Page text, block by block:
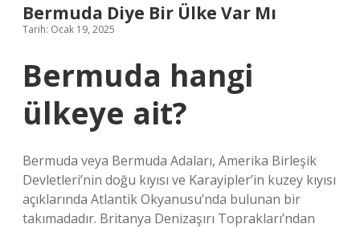
Bermuda Diye Bir Ülke Var Mı
Tarih: Ocak 19, 2025
Bermuda hangi
ülkeye ait?
Bermuda veya Bermuda Adaları, Amerika Birleşik
Devletleri’nin doğu kıyısı ve Karayipler’in kuzey kıyısı
açıklarında Atlantik Okyanusu’nda bulunan bir
takımadadır. Britanya Denizaşırı Toprakları’ndan